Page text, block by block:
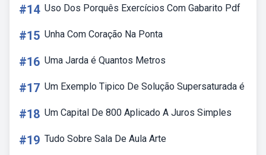
#14 Uso Dos Porquês Exercícios Com Gabarito Pdf
#15 Unha Com Coração Na Ponta
#16 Uma Jarda é Quantos Metros
#17 Um Exemplo Tipico De Solução Supersaturada é
#18 Um Capital De 800 Aplicado A Juros Simples
#19 Tudo Sobre Sala De Aula Arte